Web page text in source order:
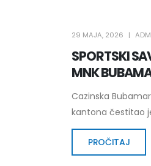
SPORTSKI
MNK
29 MAJA, 2026
Cazinska
kantona čestitao
PROČITAJ